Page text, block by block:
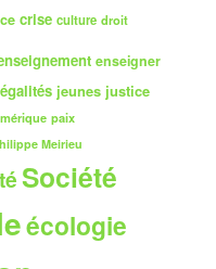
crise culture droit
enseigner
jeunes justice
paix
Meirieu
Société
écologie